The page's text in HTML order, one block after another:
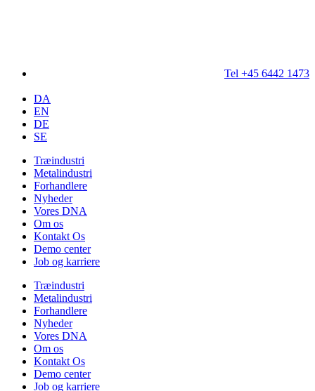
Tel +45 6442 1473
DA
EN
DE
SE
Træindustri
Metalindustri
Forhandlere
Nyheder
Vores DNA
Om os
Kontakt Os
Demo center
Job og karriere
Træindustri
Metalindustri
Forhandlere
Nyheder
Vores DNA
Om os
Kontakt Os
Demo center
Job og karriere